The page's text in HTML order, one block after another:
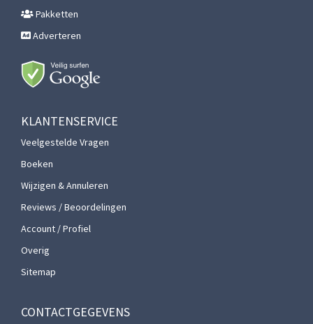
Pakketten
Adverteren
KLANTENSERVICE
Veelgestelde Vragen
Boeken
Wijzigen & Annuleren
Reviews / Beoordelingen
Account / Profiel
Overig
Sitemap
CONTACTGEGEVENS